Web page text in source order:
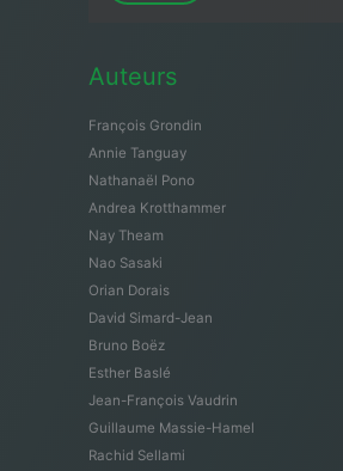
Auteurs
François Grondin
Annie Tanguay
Nathanaël Pono
Andrea Krotthammer
Nay Theam
Nao Sasaki
Orian Dorais
David Simard-Jean
Bruno Boëz
Esther Baslé
Jean-François Vaudrin
Guillaume Massie-Hamel
Rachid Sellami